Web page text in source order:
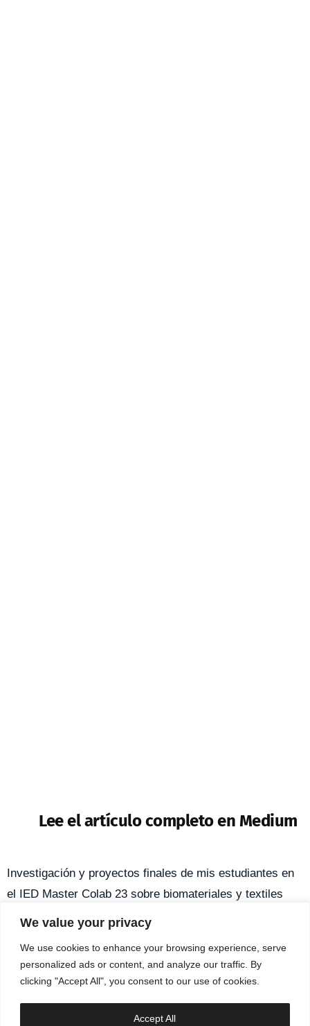
We value your privacy
We use cookies to enhance your browsing experience, serve
personalized ads or content, and analyze our traffic. By
clicking "Accept All", you consent to our use of cookies.
Accept All
Lee el artículo completo en Medium
Investigación y proyectos finales de mis estudiantes en
el IED Master Colab 23 sobre biomateriales y textiles
Photos:@laujgd
info@appsolescencia.com